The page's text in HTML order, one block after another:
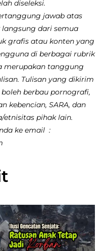
diseleksi.
jawab atas
dari semua
grafis atau konten yang
di berbagai rubrik
merupakan tanggung
Tulisan yang dikirim
berbau pornografi,
kebencian, SARA, dan
etnisitas pihak lain.
ke email :